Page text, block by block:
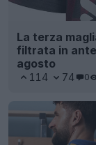
La terza
filtrata in
agosto
114 74 0